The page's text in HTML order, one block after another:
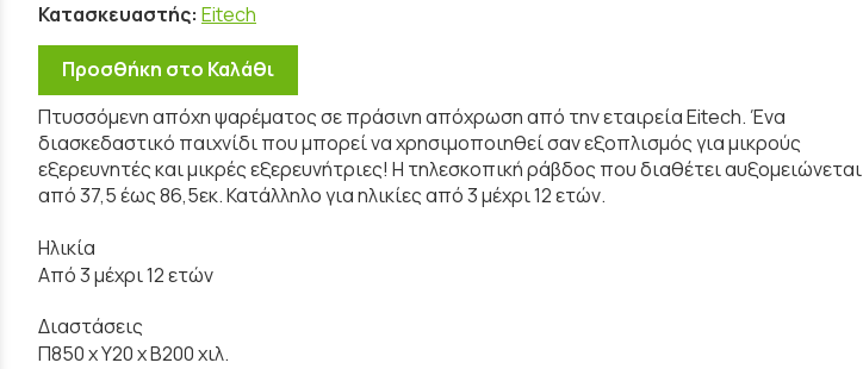
Κατασκευαστής: Eitech
Προσθήκη στο Καλάθι
Πτυσσόμενη απόχη ψαρέματος σε πράσινη απόχρωση από την εταιρεία Eitech. Ένα
διασκεδαστικό παιχνίδι που μπορεί να χρησιμοποιηθεί σαν εξοπλισμός για μικρούς
εξερευνητές και μικρές εξερευνήτριες! Η τηλεσκοπική ράβδος που διαθέτει αυξομειώνεται
από 37,5 έως 86,5εκ. Κατάλληλο για ηλικίες από 3 μέχρι 12 ετών.
Ηλικία
Από 3 μέχρι 12 ετών
Διαστάσεις
Π850 x Y20 x Β200 χιλ.